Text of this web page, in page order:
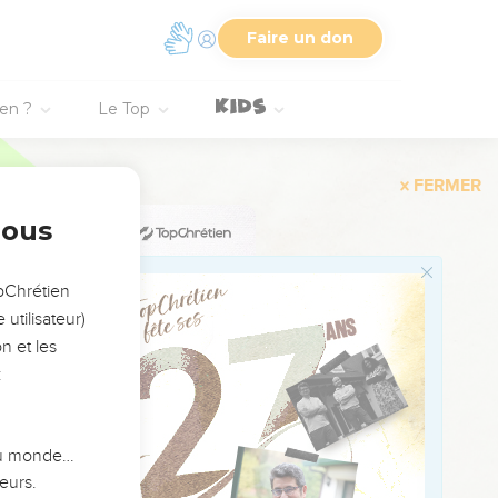
Faire un don
? Le Top
serez écœurés
fautes, je
abandonnées.
été démolies
le Seigneur, celui qui
parle, et je fais ce
à l’aide et je
les y amenait par
seront aussi
utilisateur)
et les
monde…